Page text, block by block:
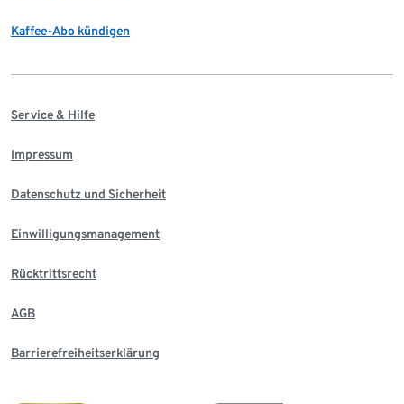
Kaffee-Abo kündigen
Service & Hilfe
Impressum
Datenschutz und Sicherheit
Einwilligungsmanagement
Rücktrittsrecht
AGB
Barrierefreiheitserklärung